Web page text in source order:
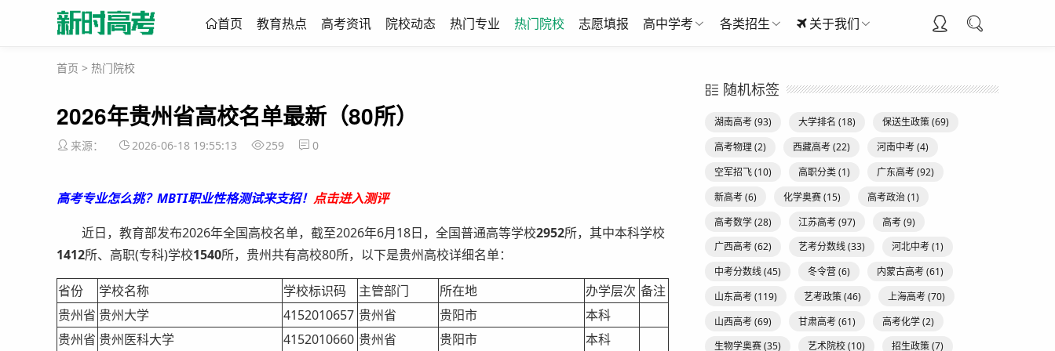
首页 教育热点 高考资讯 院校动态 热门专业 热门院校 志愿填报 高中学考 各类招生 关于我们
首页 > 热门院校
2026年贵州省高校名单最新（80所）
来源： 2026-06-18 19:55:13 259 0
高考专业怎么挑？MBTI职业性格测试来支招！ 点击进入测评
近日，教育部发布2026年全国高校名单，截至2026年6月18日，全国普通高等学校2952所，其中本科学校
1412所、高职(专科)学校1540所，贵州共有高校80所，以下是贵州高校详细名单：
省份 学校名称 学校标识码 主管部门 所在地 办学层次 备注
贵州省 贵州大学 4152010657 贵州省 贵阳市
本科
贵州省 贵州医科大学 4152010660 贵州省 贵阳市 本科
随机标签
湖南高考(93) 大学排名 (18) 保送生政策(69)
高考物理(2) 西藏高考(22) 河南中考(4)
空军招飞(10) 高职分类(1) 广东高考(92)
新高考(6) 化学奥赛(15) 高考政治(1)
高考数学(28) 江苏高考(97) 高考(9)
广西高考(62) 艺考分数线(33) 河北中考(1)
中考分数线(45) 冬令营(6) 内蒙古高考(61)
山东高考(119) 艺考政策(46) 上海高考(70)
山西高考(69) 甘肃高考(61) 高考化学(2)
生物学奥赛(35) 艺术院校(10) 招生政策(7)